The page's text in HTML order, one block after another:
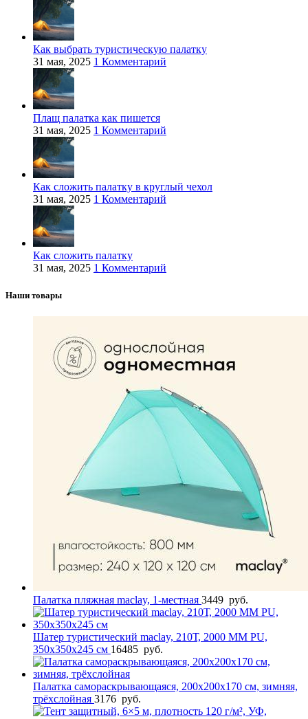
Как выбрать туристическую палатку
31 мая, 2025 1 Комментарий
Плащ палатка как пишется
31 мая, 2025 1 Комментарий
Как сложить палатку в круглый чехол
31 мая, 2025 1 Комментарий
Как сложить палатку
31 мая, 2025 1 Комментарий
Наши товары
Палатка пляжная maclay, 1-местная 3449 руб.
Шатер туристический maclay, 210Т, 2000 MM PU,
350х350х245 см 16485 руб.
Палатка самораскрывающаяся, 200х200х170 см, зимняя,
трёхслойная 3176 руб.